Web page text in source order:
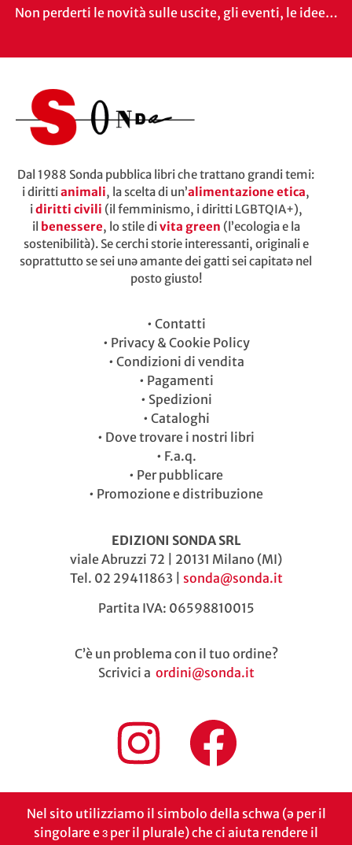
Non perderti le novità sulle uscite, gli eventi, le idee…
Dal 1988 Sonda pubblica libri che trattano grandi temi:
i dirittianimali, la scelta di un’alimentazione etica,
idiritti civili (il femminismo, i diritti LGBTQIA+),
il benessere, lo stile divita green (l’ecologia e la
sostenibilità). Se cerchi storie interessanti, originali e
soprattutto se sei unə amante dei gatti sei capitatə nel
posto giusto!
• Contatti
• Privacy & Cookie Policy
• Condizioni di vendita
• Pagamenti
• Spedizioni
• Cataloghi
• Dove trovare i nostri libri
• F.a.q.
• Per pubblicare
• Promozione e distribuzione
EDIZIONI SONDA SRL
viale Abruzzi 72 | 20131 Milano (MI)
Tel. 02 29411863 | sonda@sonda.it
Partita IVA: 06598810015
C’è un problema con il tuo ordine?
Scrivici a ordini@sonda.it
Nel sito utilizziamo il simbolo della schwa (ə per il
singolare e ɜ per il plurale) che ci aiuta rendere il